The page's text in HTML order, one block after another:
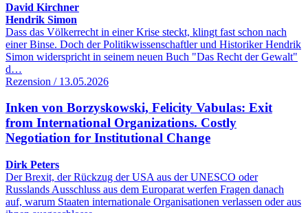
David Kirchner
Hendrik Simon
Dass das Völkerrecht in einer Krise steckt, klingt fast schon nach
einer Binse. Doch der Politikwissenschaftler und Historiker Hendrik
Simon widerspricht in seinem neuen Buch "Das Recht der Gewalt"
d…
Rezension / 13.05.2026
Inken von Borzyskowski, Felicity Vabulas: Exit
from International Organizations. Costly
Negotiation for Institutional Change
Dirk Peters
Der Brexit, der Rückzug der USA aus der UNESCO oder
Russlands Ausschluss aus dem Europarat werfen Fragen danach
auf, warum Staaten internationale Organisationen verlassen oder aus